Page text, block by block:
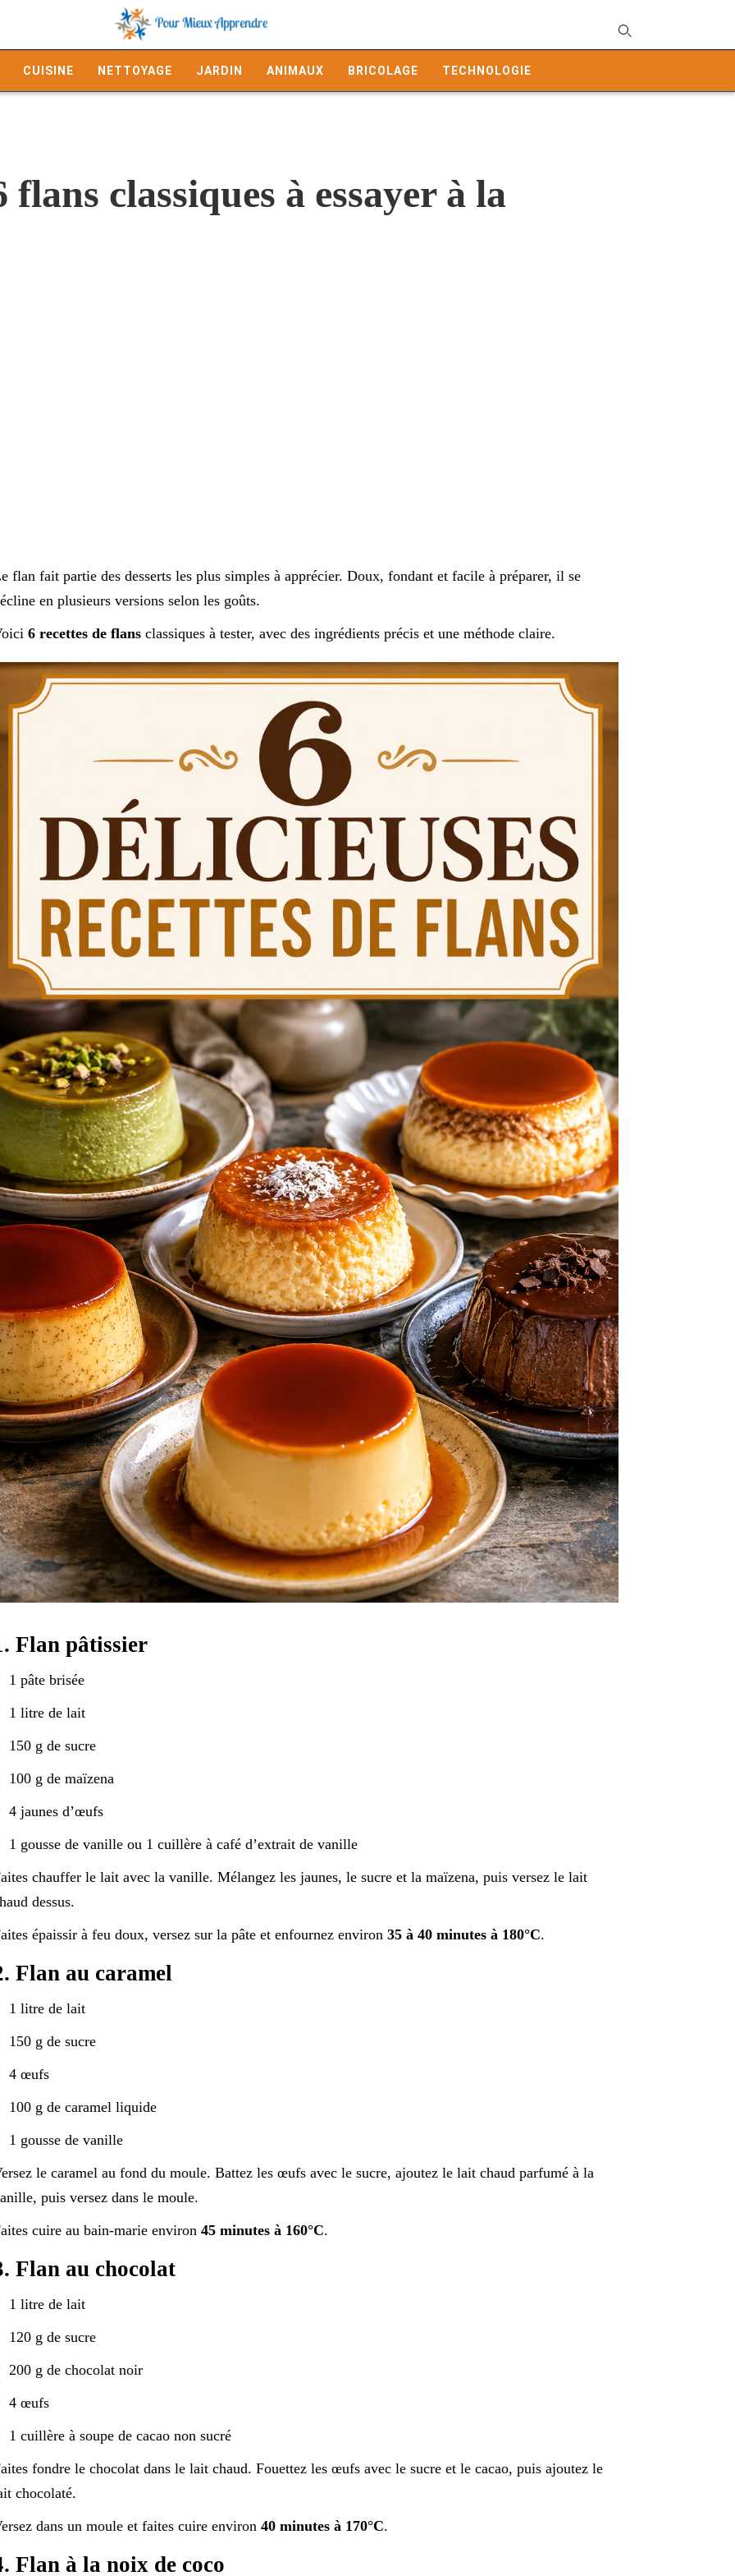
CUISINE NETTOYAGE JARDIN ANIMAUX BRICOLAGE TECHNOLOGIE
flans classiques à essayer à la
flan fait partie des desserts les plus simples à apprécier. Doux, fondant et facile à préparer, il se
en plusieurs versions selon les goûts.
6 recettes de flansclassiques à tester, avec des ingrédients précis et une méthode claire.
Flan pâtissier
1 pâte brisée
1 litre de lait
150 g de sucre
100 g de maïzena
4 jaunes d’œufs
1 gousse de vanille ou 1 cuillère à café d’extrait de vanille
chauffer le lait avec la vanille. Mélangez les jaunes, le sucre et la maïzena, puis versez le lait
dessus.
épaissir à feu doux, versez sur la pâte et enfournez environ 35 à 40 minutes à 180°C.
Flan au caramel
1 litre de lait
150 g de sucre
4 œufs
100 g de caramel liquide
1 gousse de vanille
le caramel au fond du moule. Battez les œufs avec le sucre, ajoutez le lait chaud parfumé à la
puis versez dans le moule.
cuire au bain-marie environ 45 minutes à 160°C.
Flan au chocolat
1 litre de lait
120 g de sucre
200 g de chocolat noir
4 œufs
1 cuillère à soupe de cacao non sucré
fondre le chocolat dans le lait chaud. Fouettez les œufs avec le sucre et le cacao, puis ajoutez le
chocolaté.
dans un moule et faites cuire environ 40 minutes à 170°C.
Flan à la noix de coco